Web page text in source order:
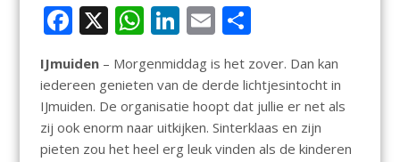
F
ac
e
b
o
X W
at
s
A
Li
n
k
e
dI
E
m
ai
l
D
e
n
IJmuiden– Morgenmiddag is het zover. Dan kan
iedereen genieten van de derde lichtjesintocht in
IJmuiden. De organisatie hoopt dat jullie er net als
zij ook enorm naar uitkijken. Sinterklaas en zijn
pieten zou het heel erg leuk vinden als de kinderen